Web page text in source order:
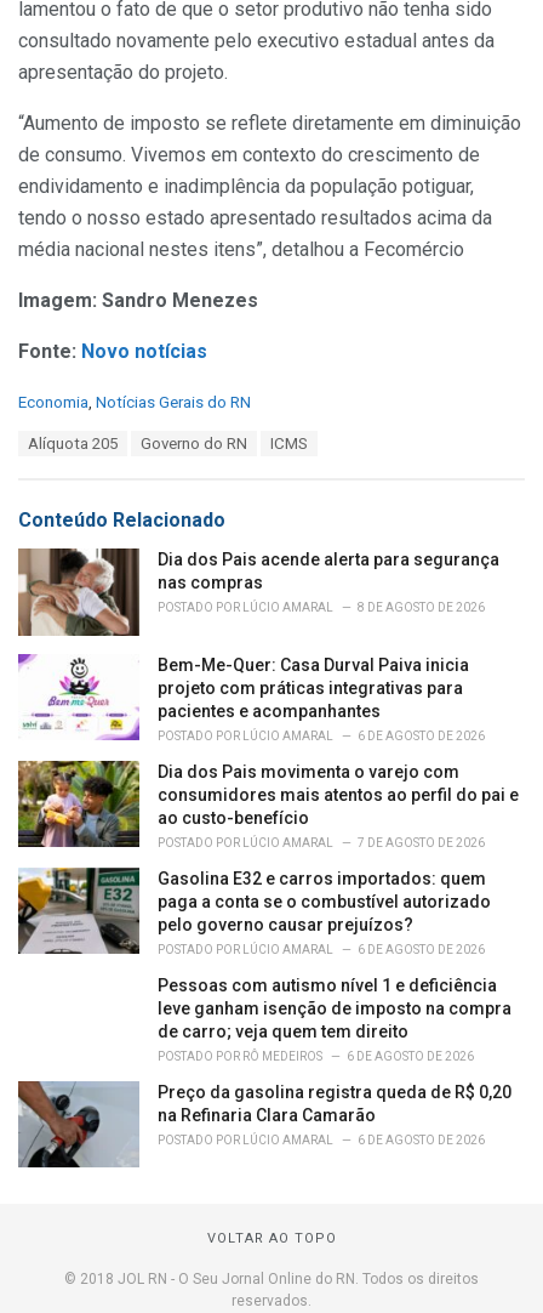
lamentou o fato de que o setor produtivo não tenha sido
consultado novamente pelo executivo estadual antes da
apresentação do projeto.
“Aumento de imposto se reflete diretamente em diminuição
de consumo. Vivemos em contexto do crescimento de
endividamento e inadimplência da população potiguar,
tendo o nosso estado apresentado resultados acima da
média nacional nestes itens”, detalhou a Fecomércio
Imagem: Sandro Menezes
Fonte: Novo notícias
C
o
r
i
e
s
:
Economia, Notícias Gerais do RN
:
Alíquota 205 Governo do RN ICMS
Conteúdo Relacionado
Dia dos Pais acende alerta para segurança
nas compras
POSTADO POR LÚCIO AMARAL 8 DE AGOSTO DE 2026
Bem-Me-Quer: Casa Durval Paiva inicia
projeto com práticas integrativas para
pacientes e acompanhantes
POSTADO POR LÚCIO AMARAL 6 DE AGOSTO DE 2026
Dia dos Pais movimenta o varejo com
consumidores mais atentos ao perfil do pai e
ao custo-benefício
POSTADO POR LÚCIO AMARAL 7 DE AGOSTO DE 2026
Gasolina E32 e carros importados: quem
paga a conta se o combustível autorizado
pelo governo causar prejuízos?
POSTADO POR LÚCIO AMARAL 6 DE AGOSTO DE 2026
Pessoas com autismo nível 1 e deficiência
leve ganham isenção de imposto na compra
de carro; veja quem tem direito
POSTADO POR RÔ MEDEIROS 6 DE AGOSTO DE 2026
Preço da gasolina registra queda de R$ 0,20
na Refinaria Clara Camarão
POSTADO POR LÚCIO AMARAL 6 DE AGOSTO DE 2026
VOLTAR AO TOPO
© 2018 JOL RN - O Seu Jornal Online do RN. Todos os direitos
reservados.